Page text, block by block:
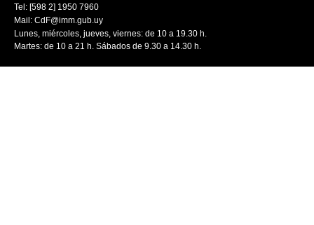
Tel: [598 2] 1950 7960
Mail: CdF@imm.gub.uy
Lunes, miércoles, jueves, viernes: de 10 a 19.30 h.
Martes: de 10 a 21 h. Sábados de 9.30 a 14.30 h.